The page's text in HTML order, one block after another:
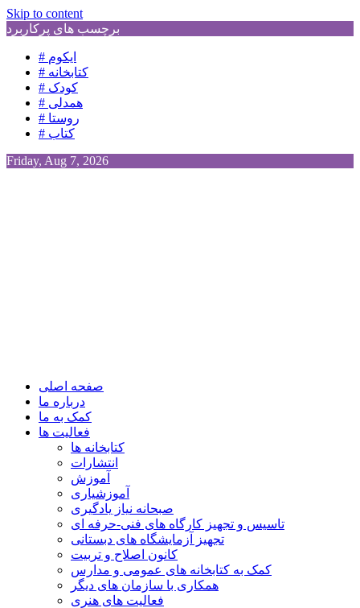
Skip to content
برچسب های پرکاربرد
# ایکوم
# کتابخانه
# کودک
# همدلی
# روستا
# کتاب
Friday, Aug 7, 2026
Children Cultural Development Center
صفحه اصلی
درباره ما
کمک به ما
فعالیت ها
کتابخانه ها
انتشارات
آموزش
آموزشیاری
صبحانه نیاز یادگیری
تاسیس و تجهیز کارگاه های فنی-حرفه ای
تجهیز آزمایشگاه های دبستانی
کانون اصلاح و تربیت
کمک به کتابخانه های عمومی و مدارس
همکاری با سازمان های دیگر
فعالیت های هنری